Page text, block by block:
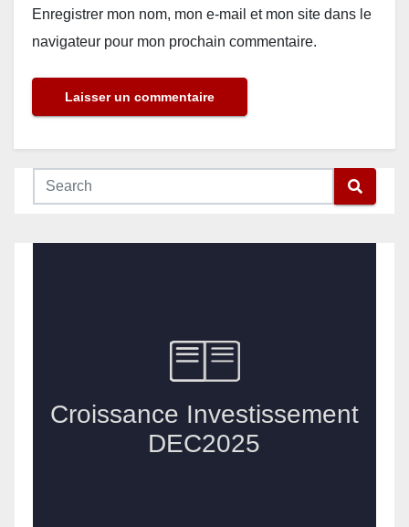
Enregistrer mon nom, mon e-mail et mon site dans le
navigateur pour mon prochain commentaire.